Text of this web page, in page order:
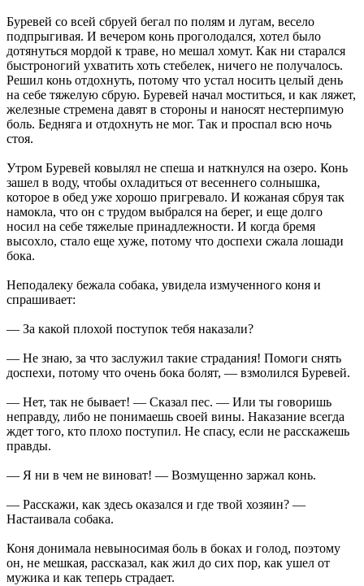
Буревей со всей сбруей бегал по полям и лугам, весело
подпрыгивая. И вечером конь проголодался, хотел было
дотянуться мордой к траве, но мешал хомут. Как ни старался
быстроногий ухватить хоть стебелек, ничего не получалось.
Решил конь отдохнуть, потому что устал носить целый день
на себе тяжелую сбрую. Буревей начал моститься, и как ляжет,
железные стремена давят в стороны и наносят нестерпимую
боль. Бедняга и отдохнуть не мог. Так и проспал всю ночь
стоя.
Утром Буревей ковылял не спеша и наткнулся на озеро. Конь
зашел в воду, чтобы охладиться от весеннего солнышка,
которое в обед уже хорошо пригревало. И кожаная сбруя так
намокла, что он с трудом выбрался на берег, и еще долго
носил на себе тяжелые принадлежности. И когда бремя
высохло, стало еще хуже, потому что доспехи сжала лошади
бока.
Неподалеку бежала собака, увидела измученного коня и
спрашивает:
— За какой плохой поступок тебя наказали?
— Не знаю, за что заслужил такие страдания! Помоги снять
доспехи, потому что очень бока болят, — взмолился Буревей.
— Нет, так не бывает! — Сказал пес. — Или ты говоришь
неправду, либо не понимаешь своей вины. Наказание всегда
ждет того, кто плохо поступил. Не спасу, если не расскажешь
правды.
— Я ни в чем не виноват! — Возмущенно заржал конь.
— Расскажи, как здесь оказался и где твой хозяин? —
Настаивала собака.
Коня донимала невыносимая боль в боках и голод, поэтому
он, не мешкая, рассказал, как жил до сих пор, как ушел от
мужика и как теперь страдает.